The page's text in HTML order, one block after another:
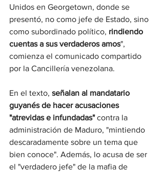
Unidos en Georgetown, donde se
presentó, no como jefe de Estado, sino
como subordinado político, rindiendo
cuentas a sus verdaderos amos",
comienza el comunicado compartido
por la Cancillería venezolana.
En el texto, señalan al mandatario
guyanés de hacer acusaciones
"atrevidas e infundadas" contra la
administración de Maduro, "mintiendo
descaradamente sobre un tema que
bien conoce". Además, lo acusa de ser
el "verdadero jefe" de la mafia de